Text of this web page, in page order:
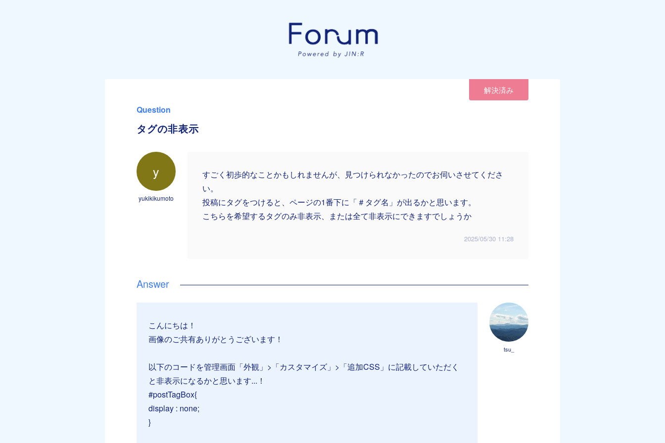
解決済み
Question
タグの非表示
y
yukikikumoto
すごく初歩的なことかもしれませんが、見つけられなかったのでお伺いさせてくださ
い。
投稿にタグをつけると、ページの1番下に「＃タグ名」が出るかと思います。
こちらを希望するタグのみ非表示、または全て非表示にできますでしょうか
2025/05/30 11:28
tsu_
こんにちは！
画像のご共有ありがとうございます！
以下のコードを管理画面「外観」>「カスタマイズ」>「追加CSS」に記載していただく
と非表示になるかと思います...！
#postTagBox{
display : none;
}